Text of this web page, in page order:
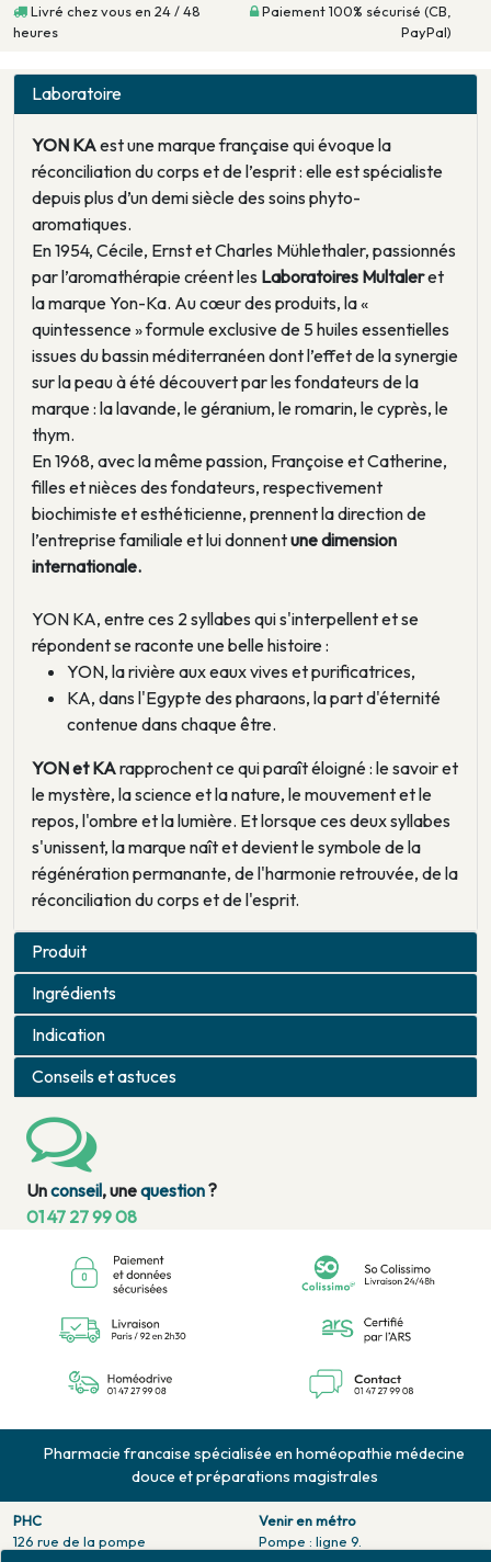
Livré chez vous en 24 / 48
heures
Paiement 100% sécurisé (CB,
PayPal)
Laboratoire
YON KAest une marque française qui évoque la
réconciliation du corps et de l’esprit : elle est spécialiste
depuis plus d’un demi siècle des soins phyto-
aromatiques.
En 1954, Cécile, Ernst et Charles Mühlethaler, passionnés
par l’aromathérapie créent les Laboratoires Multaleret
la marque Yon-Ka. Au cœur des produits, la «
quintessence » formule exclusive de 5 huiles essentielles
issues du bassin méditerranéen dont l’effet de la synergie
sur la peau à été découvert par les fondateurs de la
marque : la lavande, le géranium, le romarin, le cyprès, le
thym.
En 1968, avec la même passion, Françoise et Catherine,
filles et nièces des fondateurs, respectivement
biochimiste et esthéticienne, prennent la direction de
l’entreprise familiale et lui donnentune dimension
internationale.
YON KA, entre ces 2 syllabes qui s'interpellent et se
répondent se raconte une belle histoire :
YON, la rivière aux eaux vives et purificatrices,
KA, dans l'Egypte des pharaons, la part d'éternité
contenue dans chaque être.
YON et KArapprochent ce qui paraît éloigné : le savoir et
le mystère, la science et la nature, le mouvement et le
repos, l'ombre et la lumière. Et lorsque ces deux syllabes
s'unissent, la marque naît et devient le symbole de la
régénération permanante, de l'harmonie retrouvée, de la
réconciliation du corps et de l'esprit.
Produit
Ingrédients
Indication
Conseils et astuces
Unconseil, unequestion?
01 47 27 99 08
Pharmacie francaise spécialisée en homéopathie médecine
douce et préparations magistrales
PHC
126 rue de la pompe
Venir en métro
Pompe : ligne 9.